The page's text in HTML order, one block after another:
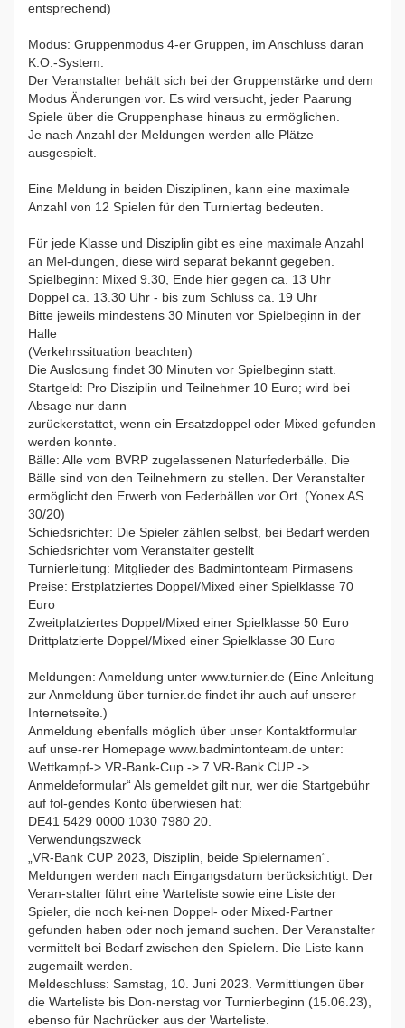
entsprechend)
Modus: Gruppenmodus 4-er Gruppen, im Anschluss daran
K.O.-System.
Der Veranstalter behält sich bei der Gruppenstärke und dem
Modus Änderungen vor. Es wird versucht, jeder Paarung
Spiele über die Gruppenphase hinaus zu ermöglichen.
Je nach Anzahl der Meldungen werden alle Plätze
ausgespielt.
Eine Meldung in beiden Disziplinen, kann eine maximale
Anzahl von 12 Spielen für den Turniertag bedeuten.
Für jede Klasse und Disziplin gibt es eine maximale Anzahl
an Mel-dungen, diese wird separat bekannt gegeben.
Spielbeginn: Mixed 9.30, Ende hier gegen ca. 13 Uhr
Doppel ca. 13.30 Uhr - bis zum Schluss ca. 19 Uhr
Bitte jeweils mindestens 30 Minuten vor Spielbeginn in der
Halle
(Verkehrssituation beachten)
Die Auslosung findet 30 Minuten vor Spielbeginn statt.
Startgeld: Pro Disziplin und Teilnehmer 10 Euro; wird bei
Absage nur dann
zurückerstattet, wenn ein Ersatzdoppel oder Mixed gefunden
werden konnte.
Bälle: Alle vom BVRP zugelassenen Naturfederbälle. Die
Bälle sind von den Teilnehmern zu stellen. Der Veranstalter
ermöglicht den Erwerb von Federbällen vor Ort. (Yonex AS
30/20)
Schiedsrichter: Die Spieler zählen selbst, bei Bedarf werden
Schiedsrichter vom Veranstalter gestellt
Turnierleitung: Mitglieder des Badmintonteam Pirmasens
Preise: Erstplatziertes Doppel/Mixed einer Spielklasse 70
Euro
Zweitplatziertes Doppel/Mixed einer Spielklasse 50 Euro
Drittplatzierte Doppel/Mixed einer Spielklasse 30 Euro
Meldungen: Anmeldung unter www.turnier.de (Eine Anleitung
zur Anmeldung über turnier.de findet ihr auch auf unserer
Internetseite.)
Anmeldung ebenfalls möglich über unser Kontaktformular
auf unse-rer Homepage www.badmintonteam.de unter:
Wettkampf-> VR-Bank-Cup -> 7.VR-Bank CUP ->
Anmeldeformular“ Als gemeldet gilt nur, wer die Startgebühr
auf fol-gendes Konto überwiesen hat:
DE41 5429 0000 1030 7980 20.
Verwendungszweck
„VR-Bank CUP 2023, Disziplin, beide Spielernamen“.
Meldungen werden nach Eingangsdatum berücksichtigt. Der
Veran-stalter führt eine Warteliste sowie eine Liste der
Spieler, die noch kei-nen Doppel- oder Mixed-Partner
gefunden haben oder noch jemand suchen. Der Veranstalter
vermittelt bei Bedarf zwischen den Spielern. Die Liste kann
zugemailt werden.
Meldeschluss: Samstag, 10. Juni 2023. Vermittlungen über
die Warteliste bis Don-nerstag vor Turnierbeginn (15.06.23),
ebenso für Nachrücker aus der Warteliste.